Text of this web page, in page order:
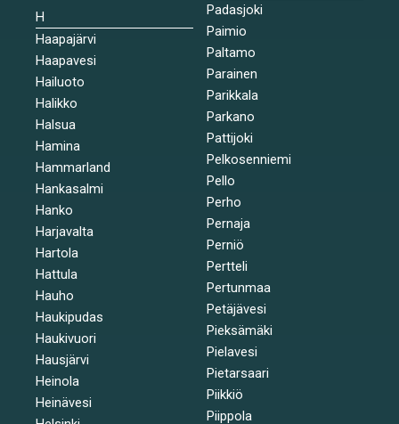
H
Haapajärvi
Haapavesi
Hailuoto
Halikko
Halsua
Hamina
Hammarland
Hankasalmi
Hanko
Harjavalta
Hartola
Hattula
Hauho
Haukipudas
Haukivuori
Hausjärvi
Heinola
Heinävesi
Padasjoki
Paimio
Paltamo
Parainen
Parikkala
Parkano
Pattijoki
Pelkosenniemi
Pello
Perho
Pernaja
Perniö
Pertteli
Pertunmaa
Petäjävesi
Pieksämäki
Pielavesi
Pietarsaari
Piikkiö
Piippola